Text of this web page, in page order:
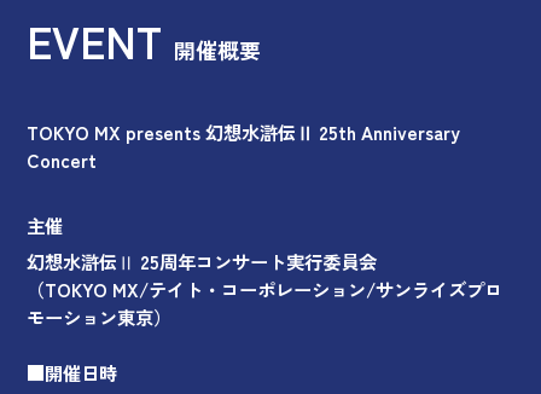
EVENT 開催概要
TOKYO MX presents 幻想水滸伝Ⅱ 25th Anniversary
Concert
主催
幻想水滸伝Ⅱ 25周年コンサート実行委員会
（TOKYO MX/テイト・コーポレーション/サンライズプロ
モーション東京）
■開催日時